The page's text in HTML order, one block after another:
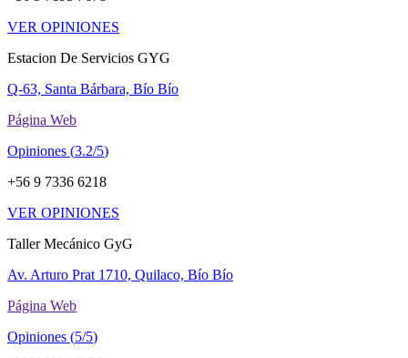
VER OPINIONES
Estacion De Servicios GYG
Q-63, Santa Bárbara, Bío Bío
Página Web
Opiniones (3.2/5)
+56 9 7336 6218
VER OPINIONES
Taller Mecánico GyG
Av. Arturo Prat 1710, Quilaco, Bío Bío
Página Web
Opiniones (5/5)